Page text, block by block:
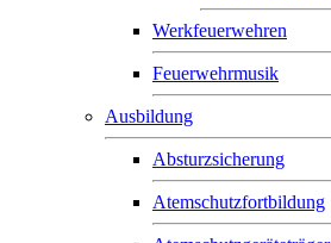
Werkfeuerwehren
Feuerwehrmusik
Ausbildung
Absturzsicherung
Atemschutzfortbildung